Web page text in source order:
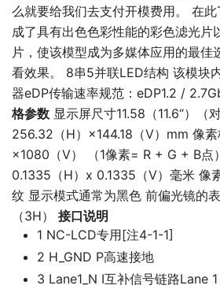
么就要给我们去支付开模费用。 在
成了具有出色色彩性能的彩色滤光片
片，使该模型成为多媒体应用的最佳
看效果。 8串5并联LED结构 该模块
器eDP传输速率规范：eDP1.2 /
格参数 显示屏尺寸11.58（11.6“）（
256.32（H）×144.18（V）mm 像素
×1080（V） （1像素= R + G + B点
0.1335（H）x 0.1335（V）毫米 像
纹 显示模式通常为黑色 前偏光镜的
（3H） 接口说明
1 NC-LCD专用[注4-1-1]
2 H_GND P高速接地
3 Lane1_N I互补信号链路Lane 1